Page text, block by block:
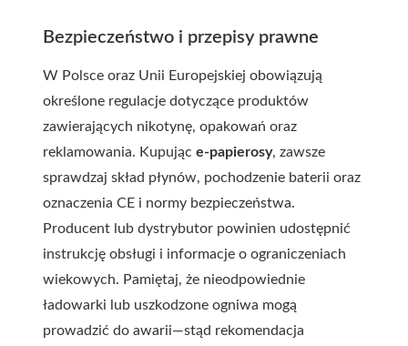
Bezpieczeństwo i przepisy prawne
W Polsce oraz Unii Europejskiej obowiązują
określone regulacje dotyczące produktów
zawierających nikotynę, opakowań oraz
reklamowania. Kupując e-papierosy, zawsze
sprawdzaj skład płynów, pochodzenie baterii oraz
oznaczenia CE i normy bezpieczeństwa.
Producent lub dystrybutor powinien udostępnić
instrukcję obsługi i informacje o ograniczeniach
wiekowych. Pamiętaj, że nieodpowiednie
ładowarki lub uszkodzone ogniwa mogą
prowadzić do awarii—stąd rekomendacja